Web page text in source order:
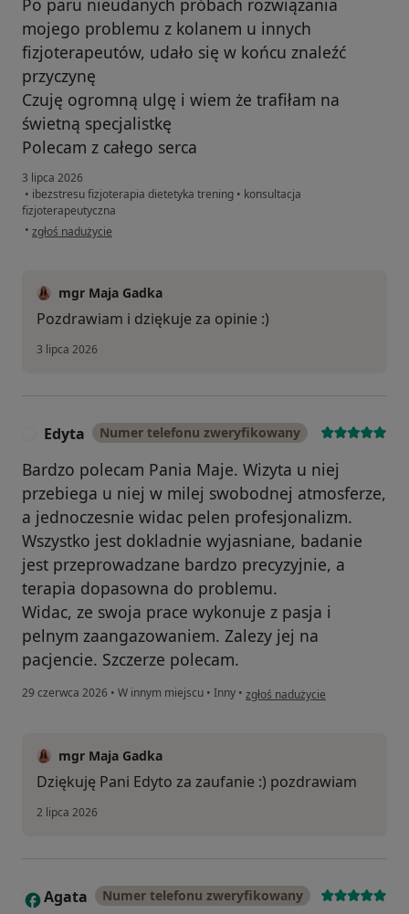
Po paru nieudanych próbach rozwiązania
mojego problemu z kolanem u innych
fizjoterapeutów, udało się w końcu znaleźć
przyczynę
Czuję ogromną ulgę i wiem że trafiłam na
świetną specjalistkę
Polecam z całego serca
3 lipca 2026
• ibezstresu fizjoterapia dietetyka trening • konsultacja
fizjoterapeutyczna
• w opinii użytkownika Dominika
zgłoś nadużycie
mgr Maja Gadka
Pozdrawiam i dziękuje za opinie :)
3 lipca 2026
Edyta Numer telefonu zweryfikowany
Bardzo polecam Pania Maje. Wizyta u niej
przebiega u niej w milej swobodnej atmosferze,
a jednoczesnie widac pelen profesjonalizm.
Wszystko jest dokladnie wyjasniane, badanie
jest przeprowadzane bardzo precyzyjnie, a
terapia dopasowna do problemu.
Widac, ze swoja prace wykonuje z pasja i
pelnym zaangazowaniem. Zalezy jej na
pacjencie. Szczerze polecam.
29 czerwca 2026 • W innym miejscu • Inny • w opinii użytkownika Edyta
zgłoś nadużycie
mgr Maja Gadka
Dziękuję Pani Edyto za zaufanie :) pozdrawiam
2 lipca 2026
A Agata Numer telefonu zweryfikowany